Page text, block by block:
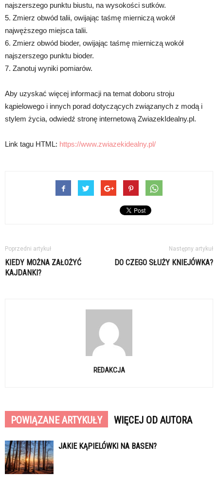
najszerszego punktu biustu, na wysokości sutków.
5. Zmierz obwód talii, owijając taśmę mierniczą wokół
najwęższego miejsca talii.
6. Zmierz obwód bioder, owijając taśmę mierniczą wokół
najszerszego punktu bioder.
7. Zanotuj wyniki pomiarów.
Aby uzyskać więcej informacji na temat doboru stroju
kąpielowego i innych porad dotyczących związanych z modą i
stylem życia, odwiedź stronę internetową ZwiazekIdealny.pl.
Link tagu HTML: https://www.zwiazekidealny.pl/
Poprzedni artykuł
KIEDY MOŻNA ZAŁOŻYĆ
KAJDANKI?
Następny artykuł
DO CZEGO SŁUŻY KNIEJÓWKA?
REDAKCJA
POWIĄZANE ARTYKUŁY WIĘCEJ OD AUTORA
JAKIE KĄPIELÓWKI NA BASEN?